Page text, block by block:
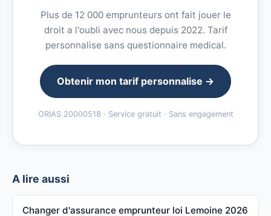
Plus de 12 000 emprunteurs ont fait jouer le
droit a l'oubli avec nous depuis 2022. Tarif
personnalise sans questionnaire medical.
Obtenir mon tarif personnalise →
ORIAS 20000518 · Service gratuit · Sans engagement
A lire aussi
Changer d'assurance emprunteur loi Lemoine 2026